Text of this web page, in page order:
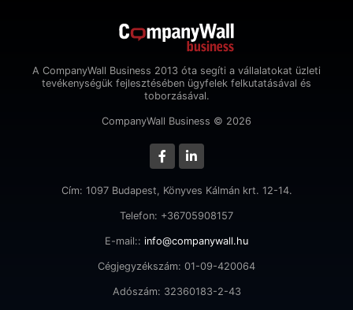
A CompanyWall Business 2013 óta segíti a vállalatokat üzleti
tevékenységük fejlesztésében ügyfelek felkutatásával és
toborzásával.
CompanyWall Business © 2026
Cím: 1097 Budapest, Könyves Kálmán krt. 12-14.
Telefon: +36705908157
E-mail:: info@companywall.hu
Cégjegyzékszám: 01-09-420064
Adószám: 32360183-2-43